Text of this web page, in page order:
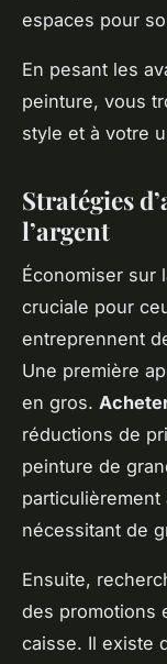
espaces pour
En pesant les
peinture, vous
style et à votre
Stratégies
l’argent
Économiser sur
cruciale pour
entreprennent
Une première
en gros.
réductions de
peinture de
nécessitant de
Ensuite,
des promotions
caisse. Il existe